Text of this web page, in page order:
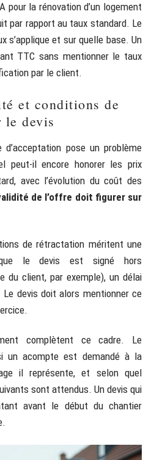
pour la rénovation d’un logement
par rapport au taux standard. Le
s’applique et sur quelle base. Un
TTC sans mentionner le taux
par le client.
et conditions de
le devis
pose un problème
peut-il encore honorer les prix
avec l’évolution du coût des
de l’offre doit figurer sur
de rétractation méritent une
le devis est signé hors
du client, par exemple), un délai
Le devis doit alors mentionner ce
complètent ce cadre. Le
un acompte est demandé à la
il représente, et selon quel
sont attendus. Un devis qui
avant le début du chantier